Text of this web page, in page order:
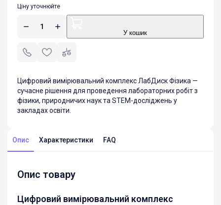
Ціну уточнюйте
У кошик
Цифровий вимірювальний комплекс ЛабДиск Фізика —
сучасне рішення для проведення лабораторних робіт з
фізики, природничих наук та STEM-досліджень у
закладах освіти.
Опис Характеристики FAQ
Опис товару
Цифровий вимірювальний комплекс